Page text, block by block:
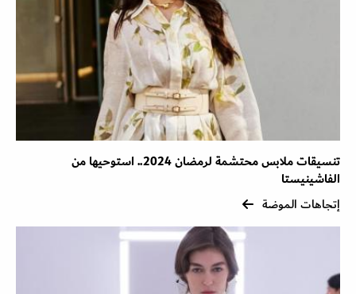
تنسيقات ملابس محتشمة لرمضان 2024.. استوحيها من
الفاشينيستا
إتجاهات الموضة